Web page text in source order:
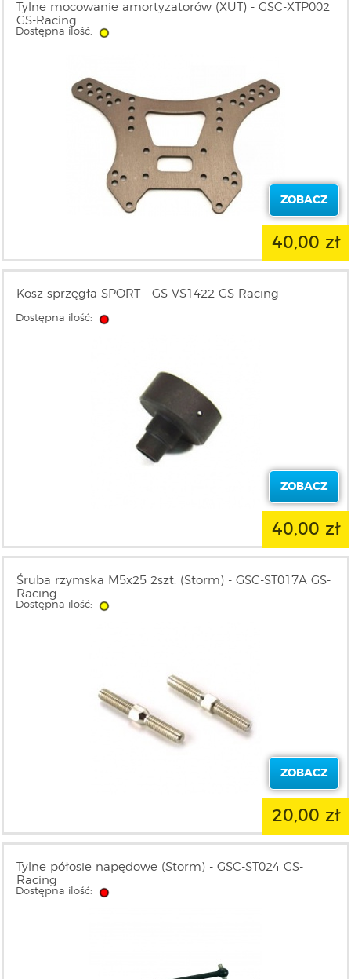
Tylne mocowanie amortyzatorów (XUT) - GSC-XTP002
GS-Racing
Dostępna ilość:
ZOBACZ
40,00 zł
Kosz sprzęgła SPORT - GS-VS1422 GS-Racing
Dostępna ilość:
ZOBACZ
40,00 zł
Śruba rzymska M5x25 2szt. (Storm) - GSC-ST017A GS-
Racing
Dostępna ilość:
ZOBACZ
20,00 zł
Tylne półosie napędowe (Storm) - GSC-ST024 GS-
Racing
Dostępna ilość: